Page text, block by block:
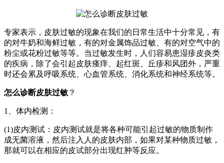
专家表示，皮肤过敏的现象在我们的日常生活中十分常见，有
的对牛奶和海鲜过敏，有的对金属饰品过敏、有的对空气中的
粉尘或花粉过敏等等。当过敏发生时，人们容易患湿疹皮炎类
的疾病，除了会引起皮肤瘙痒、起红斑、丘疹和风团外，严重
时还会累及呼吸系统、心血管系统、消化系统和神经系统等。
怎么诊断皮肤过敏 ？
1、体内检测：
(1)皮内测试：皮内测试就是将各种可能引起过敏的物质制作
成无菌溶液，然后注入人的皮肤内部，如果对某种物质过敏，
那就可以在相应的皮试部分出现红肿等反应。